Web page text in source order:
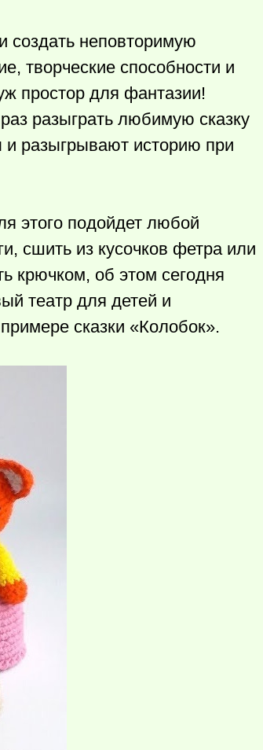
создать неповторимую
творческие способности и
простор для фантазии!
разыграть любимую сказку
разыгрывают историю при
этого подойдет любой
сшить из кусочков фетра или
крючком, об этом сегодня
театр для детей и
сказки «Колобок».